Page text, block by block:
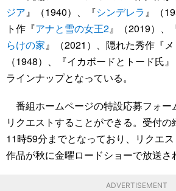
ジア』（1940）、『シンデレラ』（
ト作『アナと雪の女王2』（2019）、
らけの家』（2021）、隠れた秀作『メ
（1948）、『イカボードとトード氏
ラインナップとなっている。
番組ホームページの特設応募フォー
リクエストすることができる。受付
11時59分までとなっており、リクエ
作品が秋に金曜ロードショーで放送さ
ADVERTISEMENT